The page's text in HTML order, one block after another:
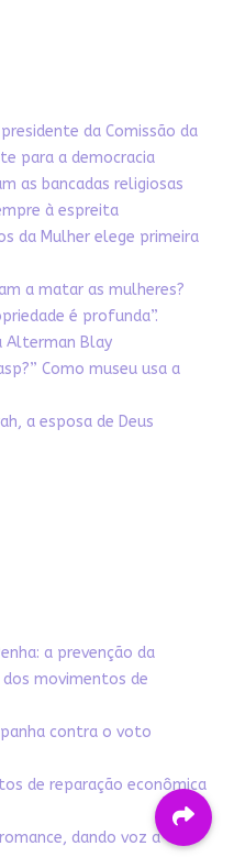
da Comissão da
para a democracia
as bancadas religiosas
à espreita
da Mulher elege primeira
a matar as mulheres?
é profunda”.
Alterman Blay
Como museu usa a
a esposa de Deus
a prevenção da
movimentos de
contra o voto
de reparação econômica
dando voz a